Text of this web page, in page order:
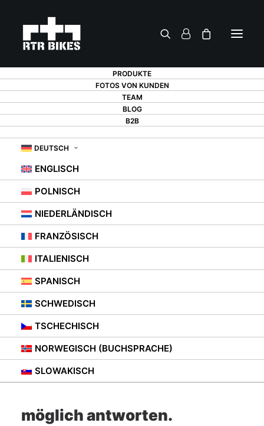
PRODUKTE
FOTOS VON KUNDEN
TEAM
BLOG
B2B
DEUTSCH
ENGLISCH
POLNISCH
NIEDERLÄNDISCH
FRANZÖSISCH
ITALIENISCH
SPANISCH
SCHWEDISCH
TSCHECHISCH
NORWEGISCH (BUCHSPRACHE)
SLOWAKISCH
KONTAKTIEREN SIE
UNS
Wenn Sie Fragen haben,
kontaktieren Sie uns bitte.
möglich antworten.